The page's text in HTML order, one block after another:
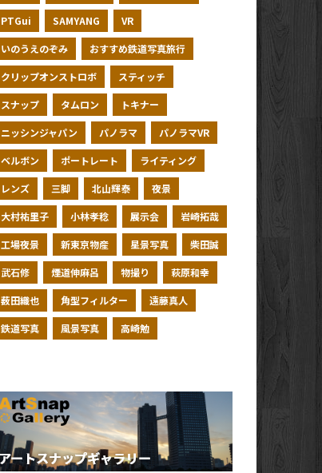
PTGui SAMYANG VR
いのうえのぞみ おすすめ鉄道写真旅行
クリップオンストロボ スティッチ
スナップ タムロン トキナー
ニッシンジャパン パノラマ パノラマVR
ベルボン ポートレート ライティング
レンズ 三脚 北山輝泰 夜景
大村祐里子 小林孝稔 展示会 岩崎拓哉
工場夜景 新東京物産 星景写真 柴田誠
武石修 煙道伸麻呂 物撮り 萩原和幸
薮田織也 角型フィルター 遠藤真人
鉄道写真 風景写真 高崎勉